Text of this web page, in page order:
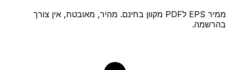
ממיר EPS לPDF מקוון בחינם. מהיר, מאובטח, אין צורך
בהרשמה.